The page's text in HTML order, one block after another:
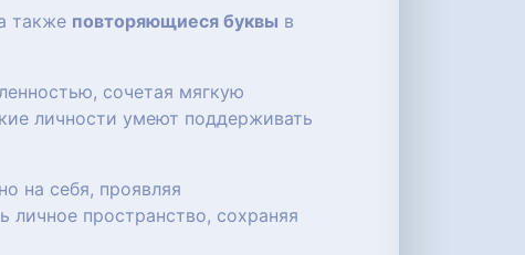
также повторяющиеся буквы в
сочетая мягкую
личности умеют поддерживать
на себя, проявляя
личное пространство, сохраняя